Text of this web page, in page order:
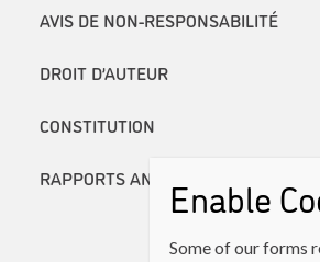
AVIS DE NON-RESPONSABILITÉ
DROIT D’AUTEUR
CONSTITUTION
RAPPORTS ANNUELSEnable
Some of our forms